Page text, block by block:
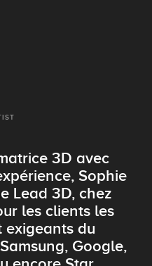
3D avec
Sophie
Lead 3D, chez
les clients les
exigeants du
Google,